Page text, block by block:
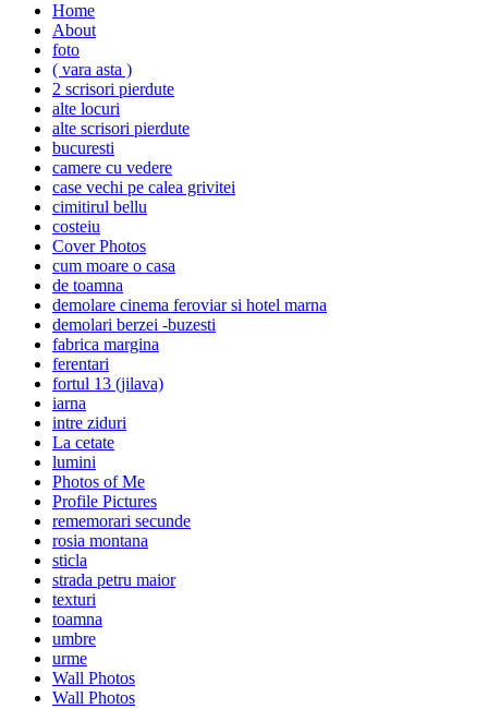
Home
About
foto
( vara asta )
2 scrisori pierdute
alte locuri
alte scrisori pierdute
bucuresti
camere cu vedere
case vechi pe calea grivitei
cimitirul bellu
costeiu
Cover Photos
cum moare o casa
de toamna
demolare cinema feroviar si hotel marna
demolari berzei -buzesti
fabrica margina
ferentari
fortul 13 (jilava)
iarna
intre ziduri
La cetate
lumini
Photos of Me
Profile Pictures
rememorari secunde
rosia montana
sticla
strada petru maior
texturi
toamna
umbre
urme
Wall Photos
Wall Photos